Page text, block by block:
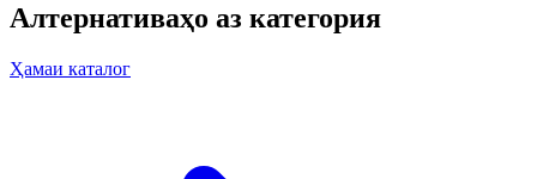
Алтернативаҳо аз категория
Ҳамаи каталог